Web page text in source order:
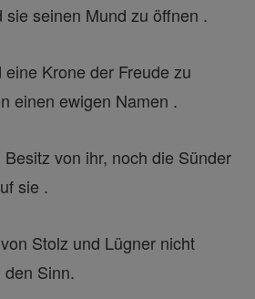
seinen Mund zu öffnen .
Krone der Freude zu
einen ewigen Namen .
von ihr, noch die Sünder
sie .
Stolz und Lügner nicht
Sinn.